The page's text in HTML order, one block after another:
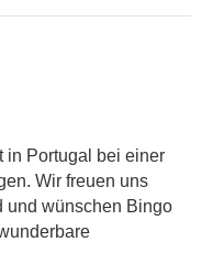
in Portugal bei einer
Wir freuen uns
und wünschen Bingo